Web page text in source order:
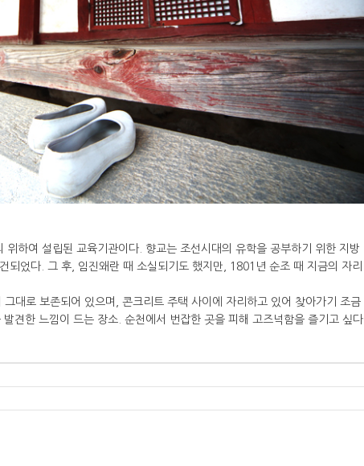
하여 설립된 교육기관이다. 향교는 조선시대의 유학을 공부하기 위한 지방
되었다. 그 후, 임진왜란 때 소실되기도 했지만, 1801년 순조 때 지금의 자리
대로 보존되어 있으며, 콘크리트 주택 사이에 자리하고 있어 찾아가기 조금
견한 느낌이 드는 장소. 순천에서 번잡한 곳을 피해 고즈넉함을 즐기고 싶다